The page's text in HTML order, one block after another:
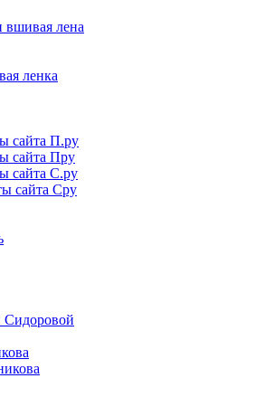
вшивая лена
ленка
сайта П.ру
сайта Пру
сайта С.ру
сайта Сру
Сидоровой